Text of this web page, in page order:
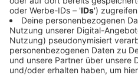
Bürger: „Grenzen Sie sich
Bei den als „Spaziergänge“
durch die Städte wollen die
Innenministerium zwei
dass der Staat das